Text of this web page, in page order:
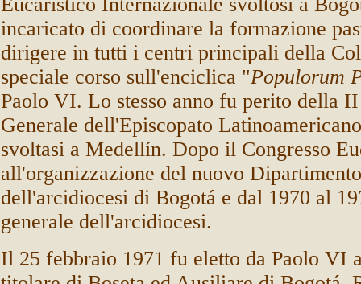
incaricato di coordinare la formazione
dirigere in tutti i centri principali della
speciale corso sull'enciclica "Populorum
Paolo VI. Lo stesso anno fu perito della
Generale dell'Episcopato
svoltasi a Medellín. Dopo il Congresso
all'organizzazione del nuovo
dell'arcidiocesi di Bogotá e dal 1970 al
generale dell'arcidiocesi.
Il 25 febbraio 1971 fu eletto da Paolo VI